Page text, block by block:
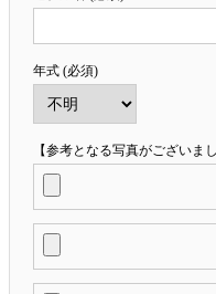
年式 (必須)
【参考となる写真がございま